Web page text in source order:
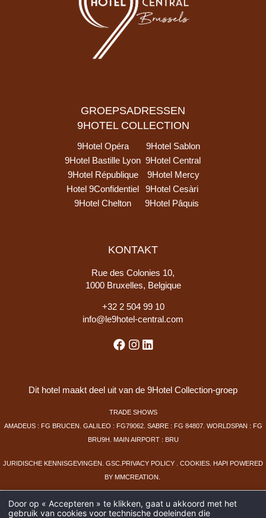
GROEPSADRESSEN
9HOTEL COLLECTION
9Hotel Opéra
9Hotel Sablon
9Hotel Bastille Lyon 9Hotel Central
9Hotel République
9Hotel Mercy
Hotel 9Confidentiel
9Hotel Cesàri
9Hotel Chelton
9Hotel Pâquis
KONTAKT
Rue des Colonies 10,
1000 Bruxelles, Belgique
+32 2 504 99 10
info@le9hotel-central.com
Dit hotel maakt deel uit van de 9Hotel Collection-groep
TRADE SHOWS
AMADEUS : FG BRUCEN. GALILEO : FG79062. SABRE : FG 84807. WORLDSPAN : FG
BRU9H. MAIN AIRPORT : BRU
JURIDISCHE KENNISGEVINGEN. GSC. PRIVACY POLICY . COOKIES. HAPI
POWERED
BY MMCREATION.
Door op « Accepteren » te klikken, gaat u akkoord met het
gebruik van cookies voor technische doeleinden die